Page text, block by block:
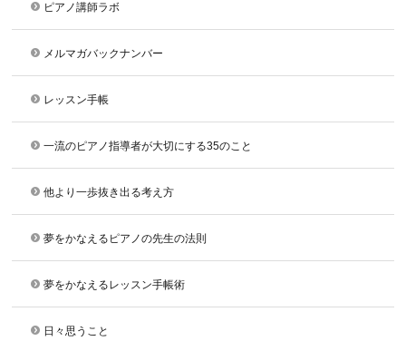
ピアノ講師ラボ
メルマガバックナンバー
レッスン手帳
一流のピアノ指導者が大切にする35のこと
他より一歩抜き出る考え方
夢をかなえるピアノの先生の法則
夢をかなえるレッスン手帳術
日々思うこと